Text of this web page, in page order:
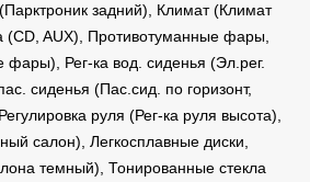
задний), Климат (Климат
(CD, AUX), Противотуманные фары,
Рег-ка вод. сиденья (Эл.рег.
сиденья (Пас.сид. по горизонт,
руля (Рег-ка руля высота),
салон), Легкосплавные диски,
темный), Тонированные стекла